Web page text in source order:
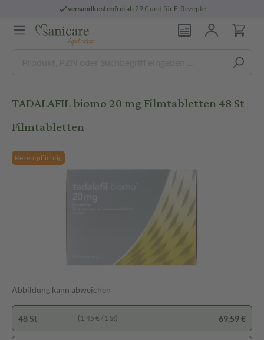
versandkostenfreiab 29 € und für E-Rezepte
TADALAFIL biomo 20 mg Filmtabletten 48 St
Filmtabletten
Rezeptpflichtig
Abbildung kann abweichen
48 St (1,45 € / 1 St) 69,59 €